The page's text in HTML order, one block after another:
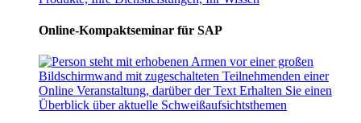
Online-Kompaktseminar für SAP